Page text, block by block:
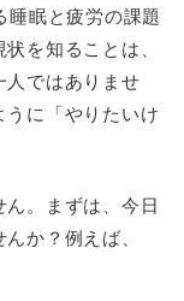
眠と疲労の課題
を知ることは、
人ではありませ
に「やりたいけ
。まずは、今日
か？例えば、